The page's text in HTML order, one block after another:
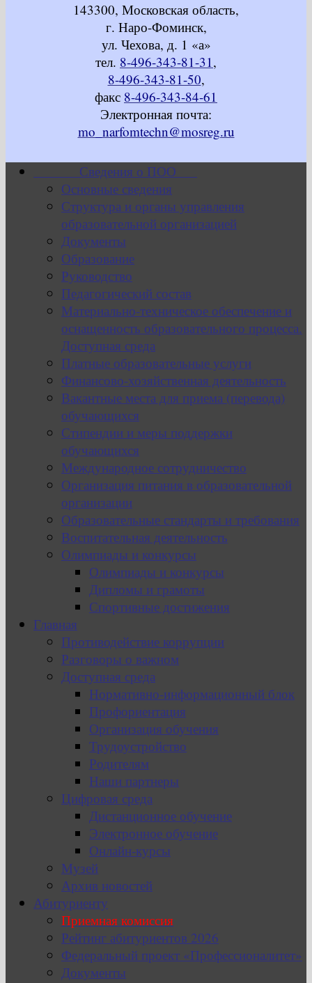
143300, Московская область,
г. Наро-Фоминск,
ул. Чехова, д. 1 «а»
тел. 8-496-343-81-31,
8-496-343-81-50,
факс 8-496-343-84-61
Электронная почта:
mo_narfomtechn@mosreg.ru
Сведения о ПОО
Основные сведения
Структура и органы управления
образовательной организацией
Документы
Образование
Руководство
Педагогический состав
Материально-техническое обеспечение и
оснащенность образовательного процесса.
Доступная среда
Платные образовательные услуги
Финансово-хозяйственная деятельность
Вакантные места для приема (перевода)
обучающихся
Стипендии и меры поддержки
обучающихся
Международное сотрудничество
Организация питания в образовательной
организации
Образовательные стандарты и требования
Воспитательная деятельность
Олимпиады и конкурсы
Олимпиады и конкурсы
Дипломы и грамоты
Спортивные достижения
Главная
Противодействие коррупции
Разговоры о важном
Доступная среда
Нормативно-информационный блок
Профориентация
Организация обучения
Трудоустройство
Родителям
Наши партнеры
Цифровая среда
Дистанционное обучение
Электронное обучение
Онлайн-курсы
Музей
Архив новостей
Абитуриенту
Приемная комиссия
Рейтинг абитуриентов 2026
Федеральный проект «Профессионалитет»
Документы